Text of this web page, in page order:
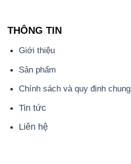
THÔNG TIN
Giới thiệu
Sản phẩm
Chính sách và quy định chung
Tin tức
Liên hệ